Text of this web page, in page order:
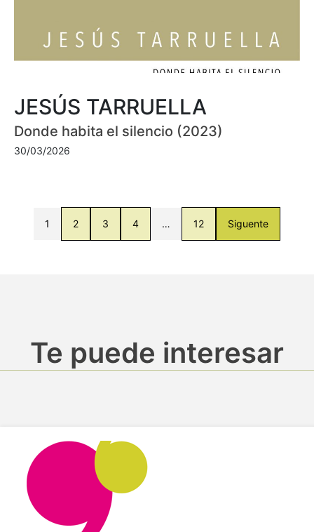
JESÚS TARRUELLA
Donde habita el silencio (2023)
30/03/2026
1 2 3 4 … 12 Siguente
Te puede interesar